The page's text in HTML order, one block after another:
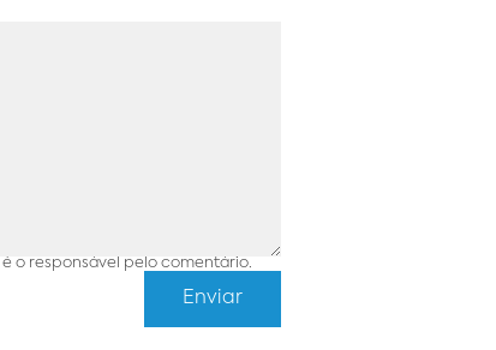
é o responsável pelo comentário.